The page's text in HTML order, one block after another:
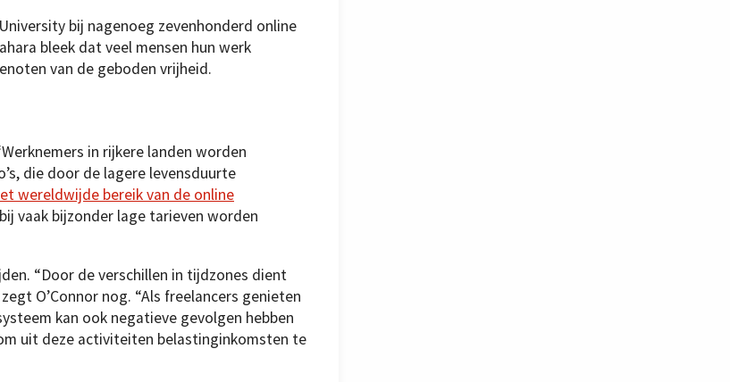
bij nagenoeg zevenhonderd online
bleek dat veel mensen hun werk
van de geboden vrijheid.
in rijkere landen worden
die door de lagere levensduurte
wereldwijde bereik van de online
vaak bijzonder lage tarieven worden
“Door de verschillen in tijdzones dient
O’Connor nog. “Als freelancers genieten
kan ook negatieve gevolgen hebben
uit deze activiteiten belastinginkomsten te